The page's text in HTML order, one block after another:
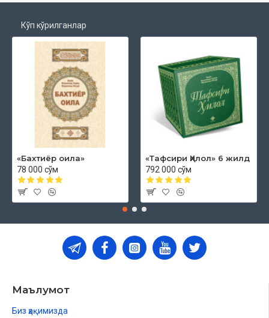
Кўп кўрилганлар
«Бахтиёр оила»
78 000 сўм
«Тафсири Ҳилол» 6 жилд
792 000 сўм
Маълумот
Биз ҳақимизда